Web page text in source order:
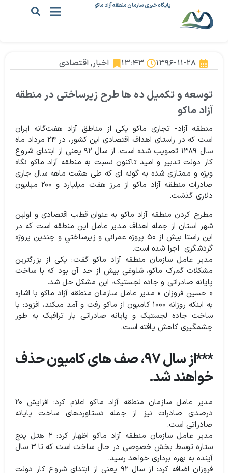
پایگاه خبری سازمان منطقه آزاد ماکو
۱۳۹۶-۱۱-۲۸ ۱۳:۴۳ اخبار, اقتصادی
توسعه و تکمیل ده ها طرح زیرساختی در منطقه
آزاد ماکو
منطقه آزاد- تجاری ماکو یکی از مناطق آزاد هفت‌گانه ایران
است که در راستای اهداف اقتصادی این کشور، در ۲۴ مرداد ماه
سال ۱۳۸۹ تصویب شده است. از سال ۹۲ یعنی از ابتدای شروع
کار دولت تدبیر و امید تاکنون نسبت به منطقه آزاد ماکو نگاه
ویژه و ممتازی شده به گونه ای که طی هشت ماهه سال جاری
صادرات منطقه آزاد ماکو از مرز هفت میلیارد و ۲۰۰ میلیون
دلاری گذشت.
مطرح کردن منطقه آزاد ماکو به عنوان قطب اقتصادی و اولین
شهر استان از جمله اهداف مدیر عامل این منطقه است که در
این راستا بیش از ۵۰ پروژه عمرانی و زيرساختي و چندین پروژه
گردشگری اجرا شده است.
مدیر عامل سازمان منطقه آزاد ماکو گفت: یکی از بزرگترین
مشکلات گمرک ماکو، شلوغی بیش از حد آن بود که با ساخت
پایانه صادراتی و جاده لجستیک، این مشکل حل شد.
« حسین فروزان » مدیر عامل سازمان منطقه آزاد ماکو با اشاره
به اینکه روزانه ۱۰۰۰ کامیون از ماکو رفت و آمد میکند، افزود: با
ساخت جاده لجستیک و پایانه صادراتی بار ترافیک به طور
چشمگیری کاهش یافته است.
***از سال ۹۷، صف های کامیون حذف
خواهند شد.
مدیر عامل سازمان منطقه آزاد ماکو اعلام کرد: افزایش ۲۰
درصدی صادرات نیز از جمله دستاوردهای ساخت پایانه
صادراتی است.
مدیر عامل سازمان منطقه آزاد ماکو اظهار کرد: ۲ هتل پنج
ستاره توسط بخش خصوصی در حال ساخت است که تا ۳ سال
آینده به بهره برداری خواهد رسید.
فروزان اضافه کرد: از سال ۹۲ یعنی از ابتدای شروع کار دولت